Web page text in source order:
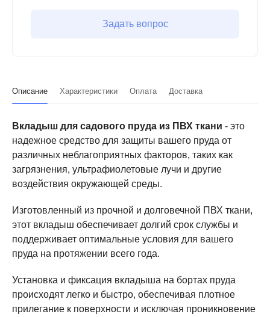
Описание Характеристики Оплата Доставка
Вкладыш для садового пруда из ПВХ ткани - это
надежное средство для защиты вашего пруда от
различных неблагоприятных факторов, таких как
загрязнения, ультрафиолетовые лучи и другие
воздействия окружающей среды.
Изготовленный из прочной и долговечной ПВХ ткани,
этот вкладыш обеспечивает долгий срок службы и
поддерживает оптимальные условия для вашего
пруда на протяжении всего года.
Установка и фиксация вкладыша на бортах пруда
происходят легко и быстро, обеспечивая плотное
прилегание к поверхности и исключая проникновение
Задать вопрос